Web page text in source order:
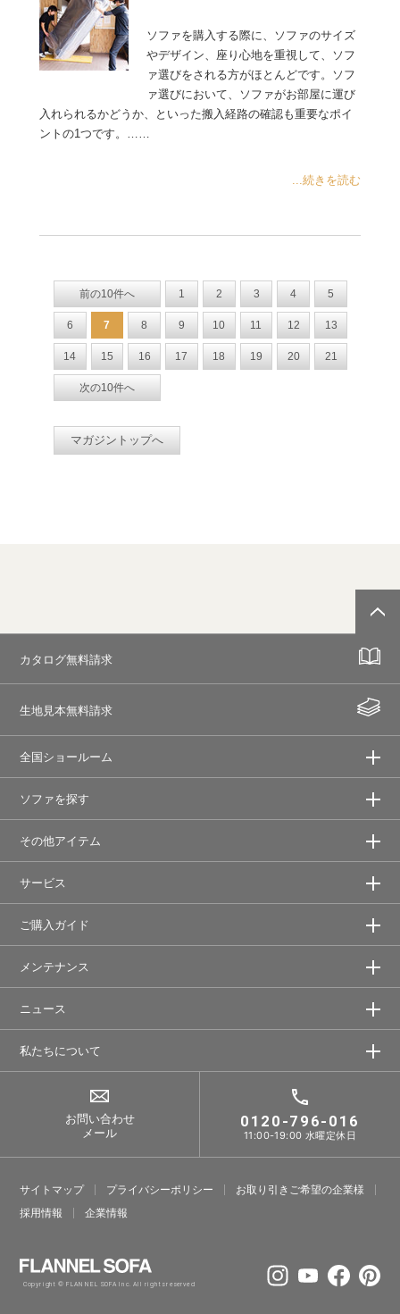
ソファを購入する際に、ソファのサイズ
やデザイン、座り心地を重視して、ソフ
ァ選びをされる方がほとんどです。ソフ
ァ選びにおいて、ソファがお部屋に運び
入れられるかどうか、といった搬入経路の確認も重要なポイ
ントの1つです。……
...続きを読む
前の10件へ 1 2 3 4 5
6 7 8 9 10 11 12 13
14 15 16 17 18 19 20 21
次の10件へ
マガジントップへ
カタログ無料請求
生地見本無料請求
全国ショールーム
ソファを探す
その他アイテム
サービス
ご購入ガイド
メンテナンス
ニュース
私たちについて
お問い合わせ
メール
0120-796-016
11:00-19:00 水曜定休日
サイトマップ プライバシーポリシー
お取り引きご希望の企業様
採⽤情報
企業情報
Copyright © FLANNEL SOFA Inc. All rights reserved